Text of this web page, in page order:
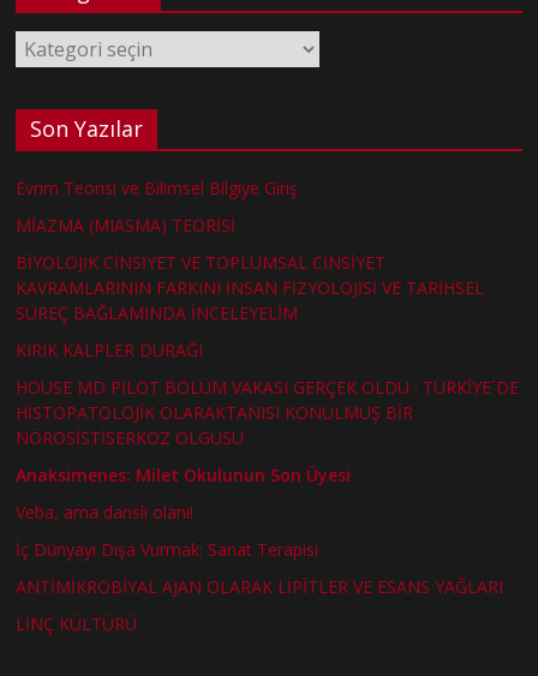
Kategoriler
Son Yazılar
Evrim Teorisi ve Bilimsel Bilgiye Giriş
MİAZMA (MIASMA) TEORİSİ
BİYOLOJİK CİNSİYET VE TOPLUMSAL CİNSİYET
KAVRAMLARININ FARKINI İNSAN FİZYOLOJİSİ VE TARİHSEL
SÜREÇ BAĞLAMINDA İNCELEYELİM
KIRIK KALPLER DURAĞI
HOUSE MD PİLOT BÖLÜM VAKASI GERÇEK OLDU : TÜRKİYE´DE
HİSTOPATOLOJİK OLARAKTANISI KONULMUŞ BİR
NÖROSİSTİSERKOZ OLGUSU
Anaksimenes: Milet Okulunun Son Üyesi
Veba, ama danslı olanı!
İç Dünyayı Dışa Vurmak: Sanat Terapisi
ANTİMİKROBİYAL AJAN OLARAK LİPİTLER VE ESANS YAĞLARI
LİNÇ KÜLTÜRÜ